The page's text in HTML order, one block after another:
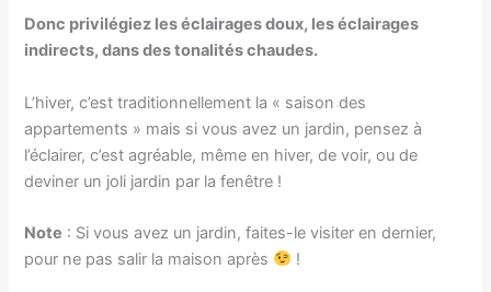
Donc privilégiez les éclairages doux, les éclairages
indirects, dans des tonalités chaudes.
L’hiver, c’est traditionnellement la « saison des
appartements » mais si vous avez un jardin, pensez à
l’éclairer, c’est agréable, même en hiver, de voir, ou de
deviner un joli jardin par la fenêtre !
Note : Si vous avez un jardin, faites-le visiter en dernier,
pour ne pas salir la maison après
!